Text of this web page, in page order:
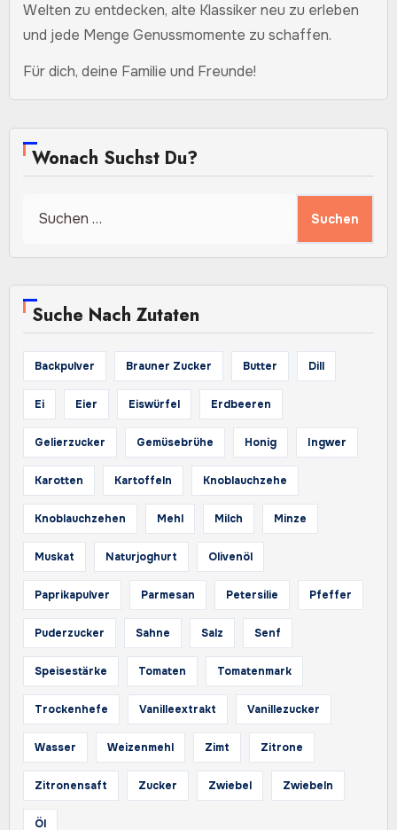
Welten zu entdecken, alte Klassiker neu zu erleben
und jede Menge Genussmomente zu schaffen.
Für dich, deine Familie und Freunde!
Wonach Suchst Du?
nach:
Suche Nach Zutaten
Backpulver Brauner Zucker Butter Dill
Ei Eier Eiswürfel Erdbeeren
Gelierzucker Gemüsebrühe Honig Ingwer
Karotten Kartoffeln Knoblauchzehe
Knoblauchzehen Mehl Milch Minze
Muskat Naturjoghurt Olivenöl
Paprikapulver Parmesan Petersilie Pfeffer
Puderzucker Sahne Salz Senf
Speisestärke Tomaten Tomatenmark
Trockenhefe Vanilleextrakt Vanillezucker
Wasser Weizenmehl Zimt Zitrone
Zitronensaft Zucker Zwiebel Zwiebeln
Öl